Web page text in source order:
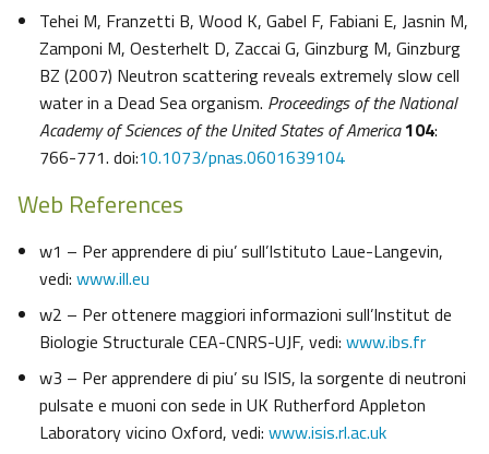
Tehei M, Franzetti B, Wood K, Gabel F, Fabiani E, Jasnin M,
Zamponi M, Oesterhelt D, Zaccai G, Ginzburg M, Ginzburg
BZ (2007) Neutron scattering reveals extremely slow cell
water in a Dead Sea organism. Proceedings of the National
Academy of Sciences of the United States of America104:
766-771. doi:10.1073/pnas.0601639104
Web References
w1 – Per apprendere di piu’ sull’Istituto Laue-Langevin,
vedi: www.ill.eu
w2 – Per ottenere maggiori informazioni sull’Institut de
Biologie Structurale CEA-CNRS-UJF, vedi: www.ibs.fr
w3 – Per apprendere di piu’ su ISIS, la sorgente di neutroni
pulsate e muoni con sede in UK Rutherford Appleton
Laboratory vicino Oxford, vedi: www.isis.rl.ac.uk